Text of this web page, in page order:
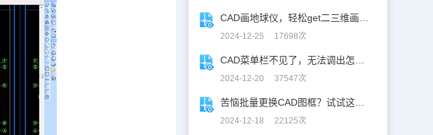
2024-12-25 17698次
2024-12-20 37547次
2024-12-18 22125次